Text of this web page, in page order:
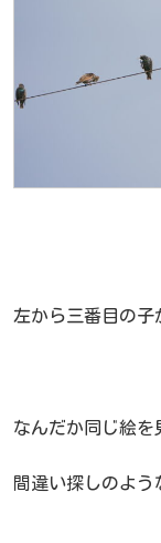
左から三番目の子
なんだか同じ絵を
間違い探しのよ